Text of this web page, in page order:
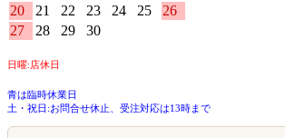
20
21 22 23 24 25
26
27
28 29 30
日曜:店休日
青は臨時休業日
土・祝日:お問合せ休止、受注対応は13時まで